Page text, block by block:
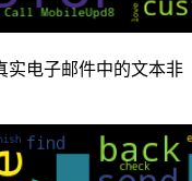
实电子邮件中的文本非